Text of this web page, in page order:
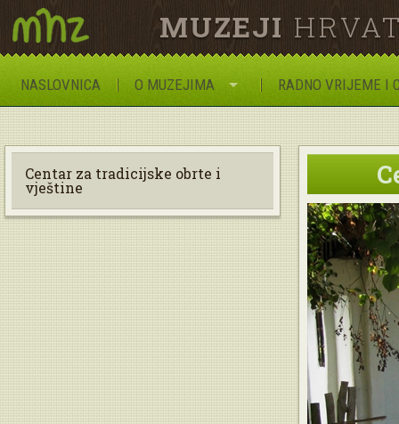
MUZEJI
NASLOVNICA O MUZEJIMA RADNO VRIJEME I
Centar za tradicijske obrte i
vještine